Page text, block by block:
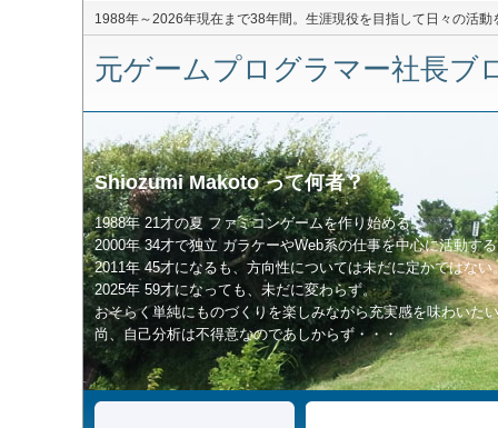
1988年～2026年現在まで38年間。生涯現役を目指して日々の活動
元ゲームプログラマー社長ブ
Shiozumi Makoto って何者？
1988年 21才の夏 ファミコンゲームを作り始める。
2000年 34才で独立 ガラケーやWeb系の仕事を中心に活動す
2011年 45才になるも、方向性については未だに定かではない
2025年 59才になっても、未だに変わらず。
おそらく単純にものづくりを楽しみながら充実感を味わいた
尚、自己分析は不得意なのであしからず・・・